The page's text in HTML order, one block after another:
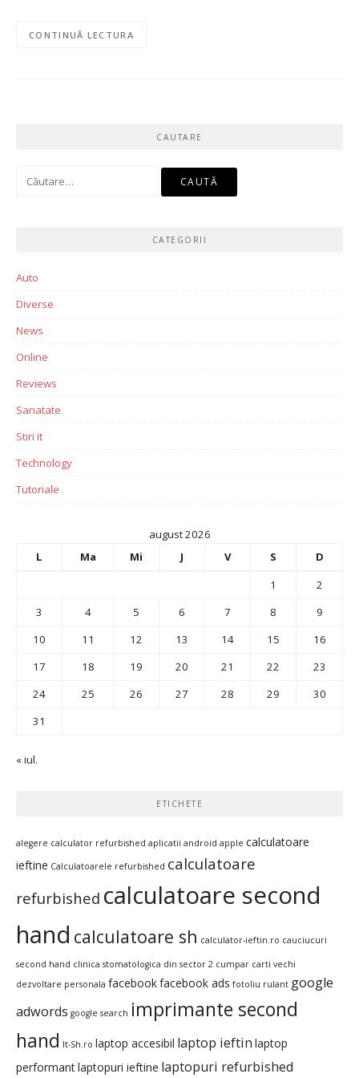
CONTINUĂ LECTURA
CAUTARE
Caută
CATEGORII
Auto
Diverse
News
Online
Reviews
Sanatate
Stiri it
Technology
Tutoriale
august 2026
L
Ma Mi J V S
D
1
2
3
4 5 6 7 8
9
10
11 12 13 14 15
16
17
18 19 20 21 22
23
24
25 26 27 28 29
30
31
« iul.
ETICHETE
alegere calculator refurbished aplicatii android apple calculatoare
ieftine Calculatoarele refurbished calculatoare
refurbished calculatoare second
hand calculatoare sh calculator-ieftin.ro cauciucuri
second hand clinica stomatologica din sector 2 cumpar carti vechi
dezvoltare personala facebookfacebook ads fotoliu rulant google
adwords google search imprimante second
hand It-Sh.ro laptop accesibil laptop ieftin laptop
performantlaptopuri ieftine laptopuri refurbished